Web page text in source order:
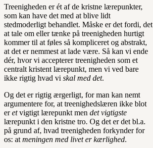
Treenigheden er ét af de kristne lærepunkter,
som kan have det med at blive lidt
stedmoderligt behandlet. Måske er det fordi, det
at tale om eller tænke på treenigheden hurtigt
kommer til at føles så kompliceret og abstrakt,
at det er nemmest at lade være. Så kan vi ende
dér, hvor vi accepterer treenigheden som et
centralt kristent lærepunkt, men vi ved bare
ikke rigtig hvad vi skal med det.
Og det er rigtig ærgerligt, for man kan nemt
argumentere for, at treenighedslæren ikke blot
eretvigtigt lærepunkt men det vigtigste
lærepunkt i den kristne tro. Og det er det bl.a.
på grund af, hvad treenigheden forkynder for
os: at meningen med livet er kærlighed.